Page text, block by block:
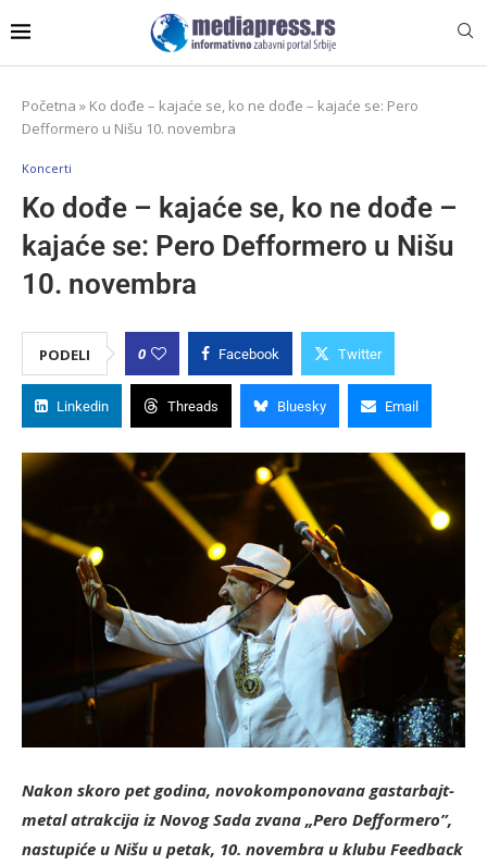
Početna » Ko dođe – kajaće se, ko ne dođe – kajaće se: Pero
Defformero u Nišu 10. novembra
Koncerti
Ko dođe – kajaće se, ko ne dođe –
kajaće se: Pero Defformero u Nišu
10. novembra
PODELI 0 Facebook Twitter
Linkedin Threads Bluesky Email
Nakon skoro pet godina, novokomponovana gastarbajt-
metal atrakcija iz Novog Sada zvana „Pero Defformero”,
nastupiće u Nišu u petak, 10. novembra u klubu Feedback